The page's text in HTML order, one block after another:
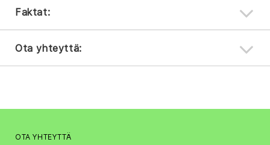
Faktat:
Ota yhteyttä:
OTA YHTEYTTÄ